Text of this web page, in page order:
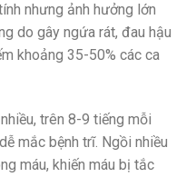
nhưng ảnh hưởng lớn
do gây ngứa rát, đau hậu
khoảng 35-50% các ca
trên 8-9 tiếng mỗi
mắc bệnh trĩ. Ngồi nhiều
máu, khiến máu bị tắc